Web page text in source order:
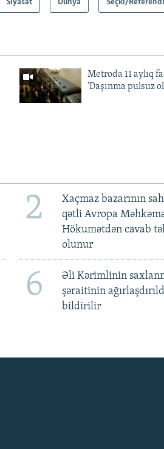
Siyasət Dünya Seçki/
Metroda 11 aylıq
'Daşınma pulsuz
2
Xaçmaz bazarının
qətli Avropa
Hökumətdən cavab
olunur
6
Əli Kərimlinin
şəraitinin
bildirilir